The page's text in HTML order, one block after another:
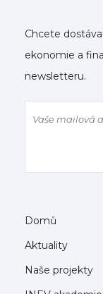
Chcete
ekonomie a
newsletteru.
Domů
Aktuality
Naše projekty